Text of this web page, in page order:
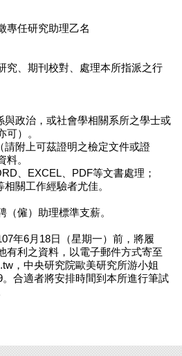
專任研究助理乙名
究、期刊校對、處理本所指派之行
與政治，或社會學相關系所之學士或
）。
請附上可茲證明之檢定文件或證
。
、EXCEL、PDF等文書處理；
關工作經驗者尤佳。
僱）助理標準支薪。
年6月18日（星期一）前，將履
有利之資料，以電子郵件方式寄至
，中央研究院歐美研究所游小姐
合適者將安排時間到本所進行筆試